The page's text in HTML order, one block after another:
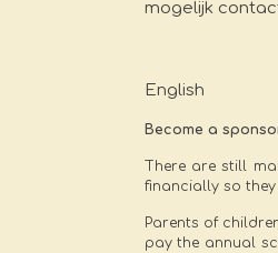
mogelijk
English
Become a
There are still
financially so
Parents of
pay the annual